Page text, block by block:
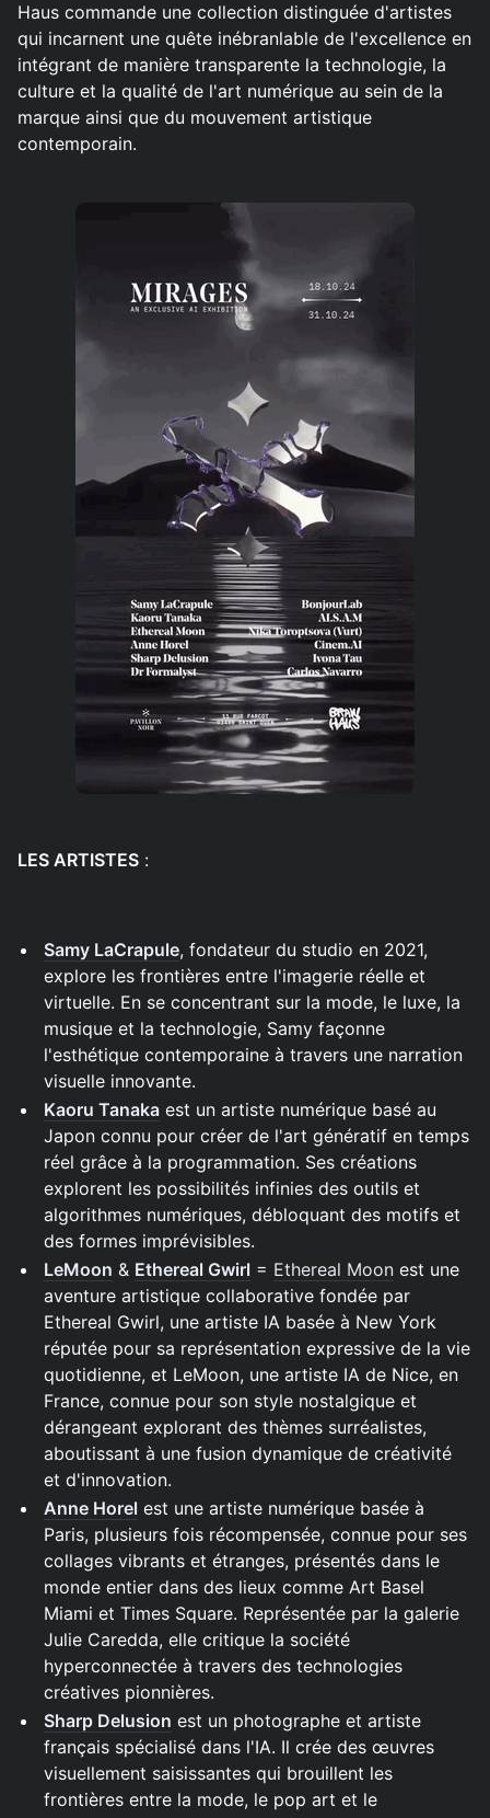
Haus commande une collection distinguée d'artistes
qui incarnent une quête inébranlable de l'excellence en
intégrant de manière transparente la technologie, la
culture et la qualité de l'art numérique au sein de la
marque ainsi que du mouvement artistique
contemporain.
LES ARTISTES :
Samy LaCrapule, fondateur du studio en 2021,
explore les frontières entre l'imagerie réelle et
virtuelle. En se concentrant sur la mode, le luxe, la
musique et la technologie, Samy façonne
l'esthétique contemporaine à travers une narration
visuelle innovante.
Kaoru Tanaka est un artiste numérique basé au
Japon connu pour créer de l'art génératif en temps
réel grâce à la programmation. Ses créations
explorent les possibilités infinies des outils et
algorithmes numériques, débloquant des motifs et
des formes imprévisibles.
LeMoon & Ethereal Gwirl = Ethereal Moon est une
aventure artistique collaborative fondée par
Ethereal Gwirl, une artiste IA basée à New York
réputée pour sa représentation expressive de la vie
quotidienne, et LeMoon, une artiste IA de Nice, en
France, connue pour son style nostalgique et
dérangeant explorant des thèmes surréalistes,
aboutissant à une fusion dynamique de créativité
et d'innovation.
Anne Horel est une artiste numérique basée à
Paris, plusieurs fois récompensée, connue pour ses
collages vibrants et étranges, présentés dans le
monde entier dans des lieux comme Art Basel
Miami et Times Square. Représentée par la galerie
Julie Caredda, elle critique la société
hyperconnectée à travers des technologies
créatives pionnières.
Sharp Delusion est un photographe et artiste
français spécialisé dans l'IA. Il crée des œuvres
visuellement saisissantes qui brouillent les
frontières entre la mode, le pop art et le